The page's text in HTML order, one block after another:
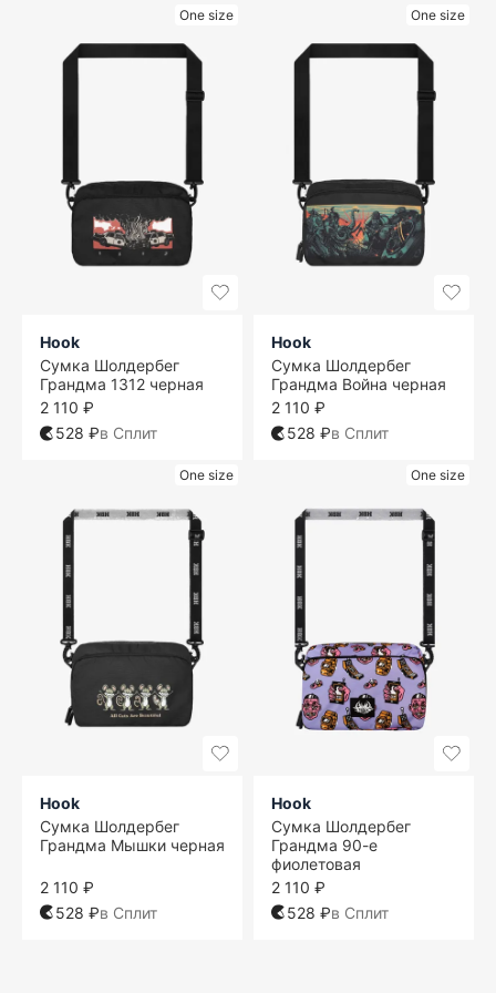
One size
Hook
Сумка Шолдербег
Грандма 1312 черная
2 110 ₽
528 ₽в Сплит
One size
Hook
Сумка Шолдербег
Грандма Война черная
2 110 ₽
528 ₽в Сплит
One size
Hook
Сумка Шолдербег
Грандма Мышки черная
2 110 ₽
528 ₽в Сплит
One size
Hook
Сумка Шолдербег
Грандма 90-е
фиолетовая
2 110 ₽
528 ₽в Сплит